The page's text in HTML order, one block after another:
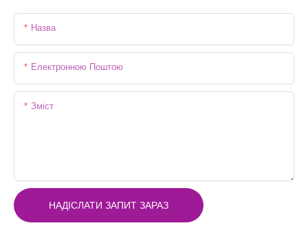
Назва
Електронною Поштою
Зміст
НАДІСЛАТИ ЗАПИТ ЗАРАЗ